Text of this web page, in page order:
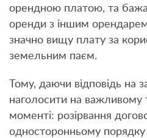
орендною платою, та
оренди з іншим
значно вищу плату за
земельним паєм.
Тому, даючи відповідь на
наголосити на важливому
моменті: розірвання
односторонньому